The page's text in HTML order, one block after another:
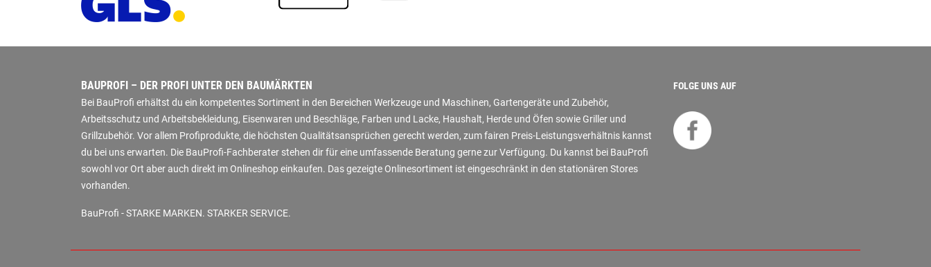
BAUPROFI – DER PROFI UNTER DEN BAUMÄRKTEN
Bei BauProfi erhältst du ein kompetentes Sortiment in den Bereichen Werkzeuge und Maschinen, Gartengeräte und Zubehör,
Arbeitsschutz und Arbeitsbekleidung, Eisenwaren und Beschläge, Farben und Lacke, Haushalt, Herde und Öfen sowie Griller und
Grillzubehör. Vor allem Profiprodukte, die höchsten Qualitätsansprüchen gerecht werden, zum fairen Preis-Leistungsverhältnis kannst
du bei uns erwarten. Die BauProfi-Fachberater stehen dir für eine umfassende Beratung gerne zur Verfügung. Du kannst bei BauProfi
sowohl vor Ort aber auch direkt im Onlineshop einkaufen. Das gezeigte Onlinesortiment ist eingeschränkt in den stationären Stores
vorhanden.
BauProfi - STARKE MARKEN. STARKER SERVICE.
FOLGE UNS AUF